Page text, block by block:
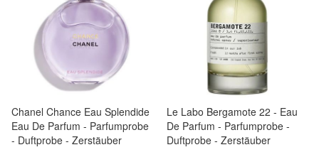
Chanel Chance Eau Splendide
Eau De Parfum - Parfumprobe
- Duftprobe - Zerstäuber
Le Labo Bergamote 22 - Eau
De Parfum - Parfumprobe -
Duftprobe - Zerstäuber